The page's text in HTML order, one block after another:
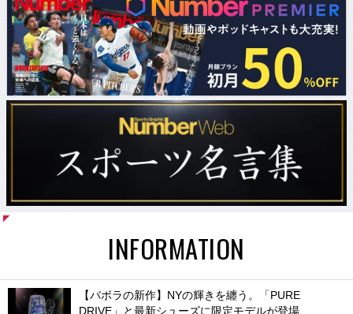
INFORMATION
【バボラの新作】NYの輝きを纏う。「PURE
DRIVE」と最新シューズに限定モデルが登場